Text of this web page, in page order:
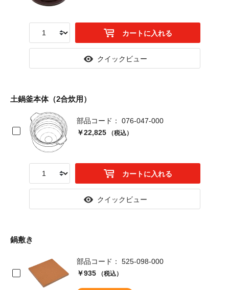
カートに入れる
クイックビュー
土鍋釜本体（2合炊用）
部品コード： 076-047-000
￥22,825 （税込）
カートに入れる
クイックビュー
鍋敷き
部品コード： 525-098-000
￥935 （税込）